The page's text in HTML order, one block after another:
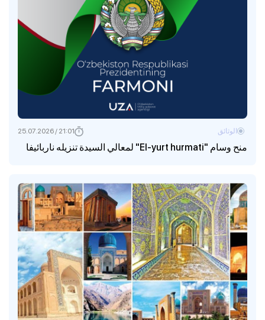
منح وسام "El-yurt hurmati" لمعالي السيدة تنزيله ناربائيفا
الوثائق 21:01 / 25.07.2026